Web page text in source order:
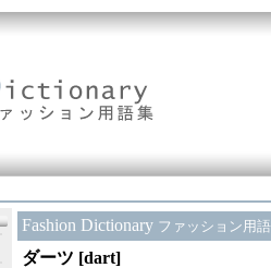
Fashion Dictionary ファッション用
ダーツ [dart]